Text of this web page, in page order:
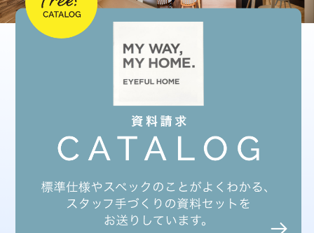
2025年10月
2025年9月
2025年5月
2025年3月